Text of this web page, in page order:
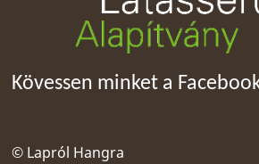
Kövessen minket a
© Lapról Hangra